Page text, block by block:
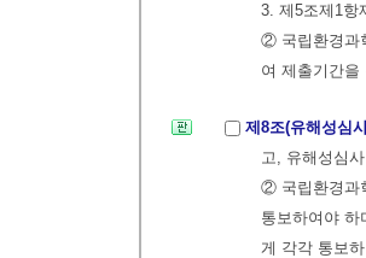
3. 제5조제1항
② 국립환경과
여 제출기간
제8조(유해성심
고, 유해성심
② 국립환경과
통보하여야
게 각각 통보